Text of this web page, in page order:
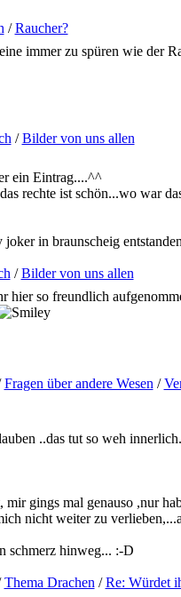
/Raucher?
immer zu spüren wie der
/Bilder von uns allen
ein Eintrag....^^
rechte ist schön...wo war
in braunscheig
/Bilder von uns allen
hier so freundlich
Fragen über andere Wesen /
..das tut so weh
mir gings mal genauso ,nur
nicht weiter zu
schmerz hinweg... :-D
Thema Drachen /Re: Würdet